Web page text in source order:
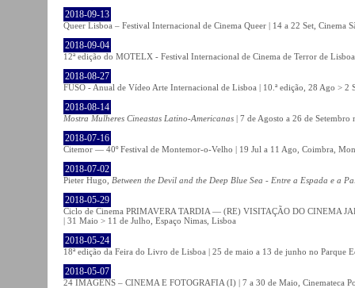
2018-09-13
Queer Lisboa – Festival Internacional de Cinema Queer | 14 a 22 Set, Cinema
2018-09-04
12ª edição do MOTELX - Festival Internacional de Cinema de Terror de
2018-08-27
FUSO - Anual de Vídeo Arte Internacional de Lisboa | 10.ª edição, 28 Ago > 2
2018-08-14
Mostra Mulheres Cineastas Latino-Americanas | 7 de Agosto a 26 de Setembro
2018-07-16
Citemor — 40º Festival de Montemor-o-Velho | 19 Jul a 11 Ago, Coimbra,
2018-07-02
Pieter Hugo, Between the Devil and the Deep Blue Sea - Entre a Espada e a
2018-05-29
Ciclo de Cinema PRIMAVERA TARDIA — (RE) VISITAÇÃO DO CINEMA
| 31 Maio > 11 de Julho, Espaço Nimas, Lisboa
2018-05-24
18ª edição da Feira do Livro de Lisboa | 25 de maio a 13 de junho no Parque
2018-05-07
24 IMAGENS – CINEMA E FOTOGRAFIA (I) | 7 a 30 de Maio, Cinemateca